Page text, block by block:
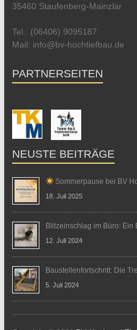
35460 Staufenberg-Mainzlar
Tel.: (06406) 9095187
Mail: info@bv-hochtiefbau.de
PARTNERSEITEN
NEUSTE BEITRÄGE
Sommerpause bei BV
18. Juli 2025
Blitzeinschlag im Büro: Ein
12. Juli 2024
Baustellenfortschritt: Die
5. Juli 2024